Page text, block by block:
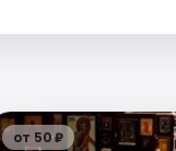
от 50 ₽